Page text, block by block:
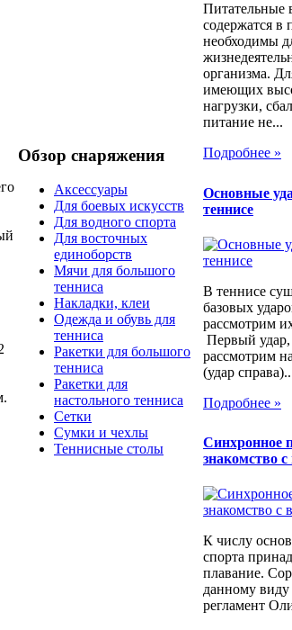
Обзор снаряжения
Аксессуары
Для боевых искусств
Для водного спорта
Для восточных
единоборств
Мячи для большого
тенниса
Накладки, клеи
Одежда и обувь для
тенниса
Ракетки для большого
тенниса
Ракетки для
настольного тенниса
Сетки
Сумки и чехлы
Теннисные столы
Питательные
содержатся в
необходимы
организма.
имеющих
нагрузки,
питание не...
Подробнее »
Основные
теннисе
В теннисе
базовых
рассмотрим
Первый
рассмотрим
(удар
Подробнее »
Синхронное
знакомство
К числу
спорта
плавание.
данному виду
регламент